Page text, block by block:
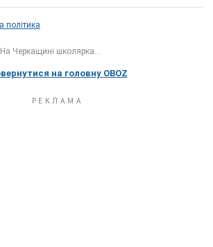
політика
На Черкащині школярка...
на головну OBOZ